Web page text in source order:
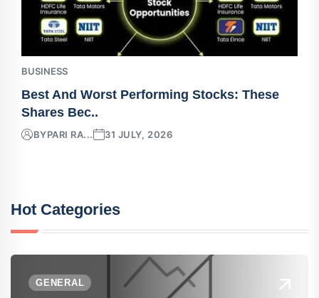
BUSINESS
Best And Worst Performing Stocks: These
Shares Bec..
BYPARI RA... 31 JULY, 2026
Hot Categories
GENERAL